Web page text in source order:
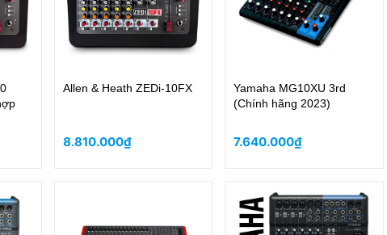
Allen & Heath ZEDi-10FX
8.810.000₫
Yamaha MG10XU 3rd
(Chính hãng 2023)
7.640.000₫